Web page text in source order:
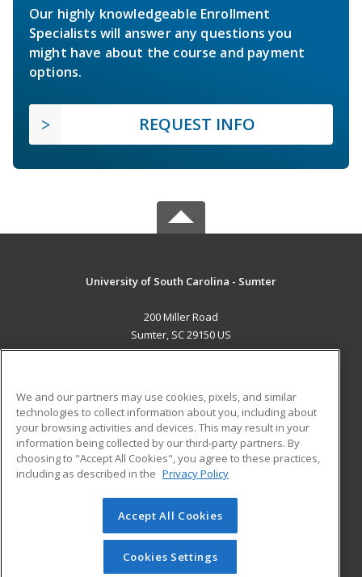
Our highly knowledgeable Enrollment
Specialists will answer any questions you
might have about the course and payment
options.
REQUEST INFO
University of South Carolina - Sumter
200 Miller Road
Sumter, SC 29150 US
ADDITIONAL RESOURCES
Military
Financial Assistance
Help
Student Blog
© 2026 ed2go, a division of Cengage Learning. All rights
reserved. The material on this site cannot be reproduced or
redistributed unless you have obtained prior written
permission from Cengage Learning.Privacy Policy
We and our partners may use cookies, pixels, and similar
technologies to collect information about you, including about
your browsing activities and devices. This may result in your
information being collected by our third-party partners. By
choosing to "Accept All Cookies", you agree to these practices,
including as described in the Privacy Policy
Accept All Cookies
Cookies Settings